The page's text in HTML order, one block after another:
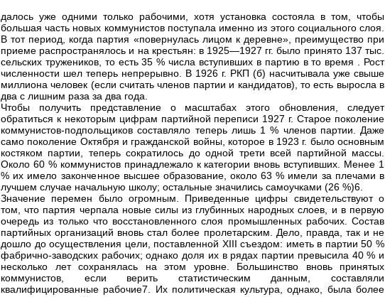
далось уже одними только рабочими, хотя установка состояла в том, чтобы
большая часть новых коммунистов поступала именно из этого социального слоя.
В тот период, когда партия «повернулась лицом к деревне», преимущество при
приеме распространялось и на крестьян: в 1925—1927 гг. было принято 137 тыс.
сельских тружеников, то есть 35 % числа вступивших в партию в то время . Рост
численности шел теперь непрерывно. В 1926 г. РКП (б) насчитывала уже свыше
миллиона человек (если считать членов партии и кандидатов), то есть выросла в
два с лишним раза за два года.
Чтобы получить представление о масштабах этого обновления, следует
обратиться к некоторым цифрам партийной переписи 1927 г. Старое поколение
коммунистов-подпольщиков составляло теперь лишь 1 % членов партии. Даже
само поколение Октября и гражданской войны, которое в 1923 г. было основным
костяком партии, теперь сократилось до одной трети всей партийной массы.
Около 60 % коммунистов принадлежало к категории вновь вступивших. Менее 1
% их имело законченное высшее образование, около 63 % имели за плечами в
лучшем случае начальную школу; остальные значились самоучками (26 %)6.
Значение перемен было огромным. Приведенные цифры свидетельствуют о
том, что партия черпала новые силы из глубинных народных слоев, и в первую
очередь из только что восстановленного слоя промышленных рабочих. Состав
партийных организаций вновь стал более пролетарским. Дело, правда, так и не
дошло до осуществления цели, поставленной XIII съездом: иметь в партии 50 %
фабрично-заводских рабочих; однако доля их в рядах партии превысила 40 % и
несколько лет сохранялась на этом уровне. Большинство вновь принятых
коммунистов, если верить статистическим данным, составляли
квалифицированные рабочие7. Их политическая культура, однако, была более